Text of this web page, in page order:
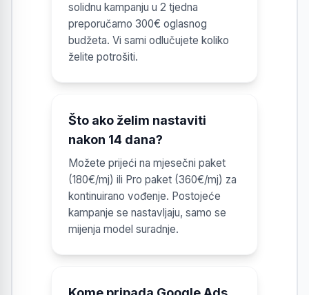
solidnu kampanju u 2 tjedna
preporučamo 300€ oglasnog
budžeta. Vi sami odlučujete koliko
želite potrošiti.
Što ako želim nastaviti
nakon 14 dana?
Možete prijeći na mjesečni paket
(180€/mj) ili Pro paket (360€/mj) za
kontinuirano vođenje. Postojeće
kampanje se nastavljaju, samo se
mijenja model suradnje.